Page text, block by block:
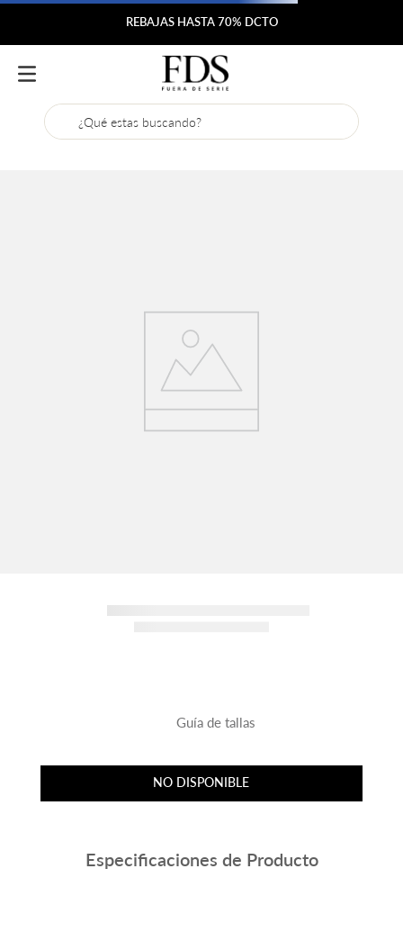
REBAJAS HASTA 70% DCTO
¿Qué estas buscando?
Guía de tallas
NO DISPONIBLE
Especificaciones de Producto